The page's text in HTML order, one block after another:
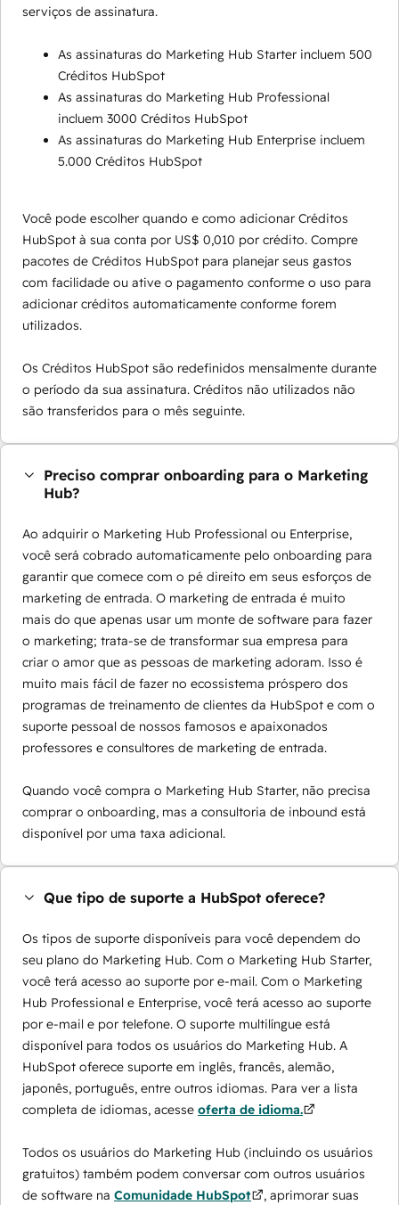
serviços de assinatura.
As assinaturas do Marketing Hub Starter incluem 500
Créditos HubSpot
As assinaturas do Marketing Hub Professional
incluem 3000 Créditos HubSpot
As assinaturas do Marketing Hub Enterprise incluem
5.000 Créditos HubSpot
Você pode escolher quando e como adicionar Créditos
HubSpot à sua conta por US$ 0,010 por crédito. Compre
pacotes de Créditos HubSpot para planejar seus gastos
com facilidade ou ative o pagamento conforme o uso para
adicionar créditos automaticamente conforme forem
utilizados.
Os Créditos HubSpot são redefinidos mensalmente durante
o período da sua assinatura. Créditos não utilizados não
são transferidos para o mês seguinte.
Preciso comprar onboarding para o Marketing
Hub?
Ao adquirir o Marketing Hub Professional ou Enterprise,
você será cobrado automaticamente pelo onboarding para
garantir que comece com o pé direito em seus esforços de
marketing de entrada. O marketing de entrada é muito
mais do que apenas usar um monte de software para fazer
o marketing; trata-se de transformar sua empresa para
criar o amor que as pessoas de marketing adoram. Isso é
muito mais fácil de fazer no ecossistema próspero dos
programas de treinamento de clientes da HubSpot e com o
suporte pessoal de nossos famosos e apaixonados
professores e consultores de marketing de entrada.
Quando você compra o Marketing Hub Starter, não precisa
comprar o onboarding, mas a consultoria de inbound está
disponível por uma taxa adicional.
Que tipo de suporte a HubSpot oferece?
Os tipos de suporte disponíveis para você dependem do
seu plano do Marketing Hub. Com o Marketing Hub Starter,
você terá acesso ao suporte por e-mail. Com o Marketing
Hub Professional e Enterprise, você terá acesso ao suporte
por e-mail e por telefone. O suporte multilíngue está
disponível para todos os usuários do Marketing Hub. A
HubSpot oferece suporte em inglês, francês, alemão,
japonês, português, entre outros idiomas. Para ver a lista
completa de idiomas, acesse oferta de idioma.
Todos os usuários do Marketing Hub (incluindo os usuários
gratuitos) também podem conversar com outros usuários
de software na Comunidade HubSpot
, aprimorar suas